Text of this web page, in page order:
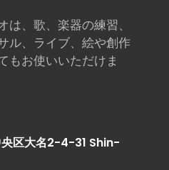
は、歌、楽器の練習、
ル、ライブ、絵や創作
もお使いいただけま
区大名2-4-31 Shin-